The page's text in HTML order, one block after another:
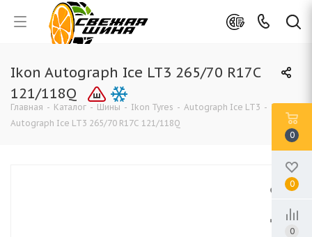
Ikon Autograph Ice LT3 265/70 R17C
121/118Q
Главная - Каталог - Шины - Ikon Tyres - Autograph Ice LT3 - Ikon
Autograph Ice LT3 265/70 R17C 121/118Q
0
0
0